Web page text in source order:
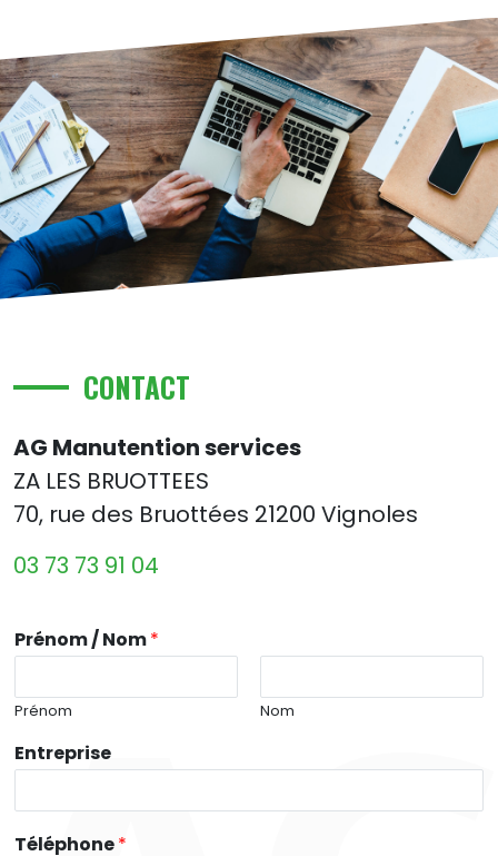
CONTACT
AG Manutention services
ZA LES BRUOTTEES
70, rue des Bruottées 21200 Vignoles
03 73 73 91 04
Prénom / Nom*
Prénom Nom
Entreprise
Téléphone*